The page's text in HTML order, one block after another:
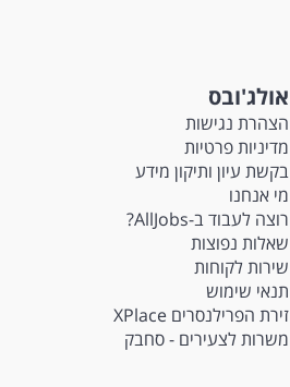
אולג'ובס
הצהרת נגישות
מדיניות פרטיות
בקשת עיון ותיקון מידע
מי אנחנו
רוצה לעבוד ב-AllJobs?
שאלות נפוצות
שירות לקוחות
תנאי שימוש
זירת הפרילנסרים XPlace
משרות לצעירים - סחבק